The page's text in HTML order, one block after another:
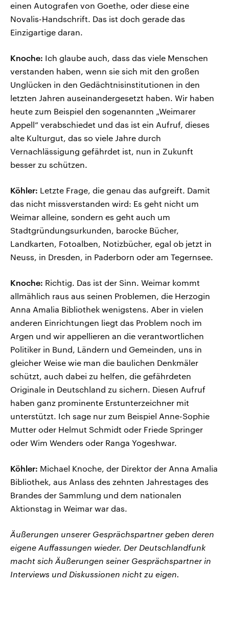
einen Autografen von Goethe, oder diese eine
Novalis-Handschrift. Das ist doch gerade das
Einzigartige daran.
Knoche: Ich glaube auch, dass das viele Menschen
verstanden haben, wenn sie sich mit den großen
Unglücken in den Gedächtnisinstitutionen in den
letzten Jahren auseinandergesetzt haben. Wir haben
heute zum Beispiel den sogenannten „Weimarer
Appell“ verabschiedet und das ist ein Aufruf, dieses
alte Kulturgut, das so viele Jahre durch
Vernachlässigung gefährdet ist, nun in Zukunft
besser zu schützen.
Köhler: Letzte Frage, die genau das aufgreift. Damit
das nicht missverstanden wird: Es geht nicht um
Weimar alleine, sondern es geht auch um
Stadtgründungsurkunden, barocke Bücher,
Landkarten, Fotoalben, Notizbücher, egal ob jetzt in
Neuss, in Dresden, in Paderborn oder am Tegernsee.
Knoche: Richtig. Das ist der Sinn. Weimar kommt
allmählich raus aus seinen Problemen, die Herzogin
Anna Amalia Bibliothek wenigstens. Aber in vielen
anderen Einrichtungen liegt das Problem noch im
Argen und wir appellieren an die verantwortlichen
Politiker in Bund, Ländern und Gemeinden, uns in
gleicher Weise wie man die baulichen Denkmäler
schützt, auch dabei zu helfen, die gefährdeten
Originale in Deutschland zu sichern. Diesen Aufruf
haben ganz prominente Erstunterzeichner mit
unterstützt. Ich sage nur zum Beispiel Anne-Sophie
Mutter oder Helmut Schmidt oder Friede Springer
oder Wim Wenders oder Ranga Yogeshwar.
Köhler: Michael Knoche, der Direktor der Anna Amalia
Bibliothek, aus Anlass des zehnten Jahrestages des
Brandes der Sammlung und dem nationalen
Aktionstag in Weimar war das.
Äußerungen unserer Gesprächspartner geben deren
eigene Auffassungen wieder. Der Deutschlandfunk
macht sich Äußerungen seiner Gesprächspartner in
Interviews und Diskussionen nicht zu eigen.